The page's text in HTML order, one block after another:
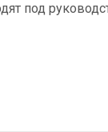
под